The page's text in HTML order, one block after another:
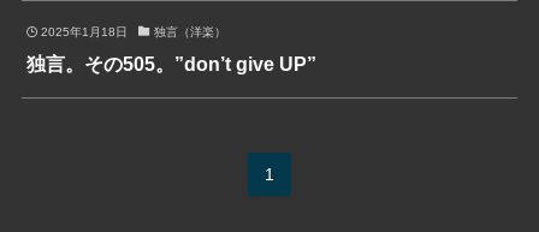
2025年1月18日 独言（洋楽）
独言。その505。”don’t give UP”
1